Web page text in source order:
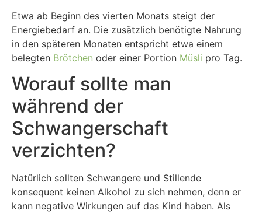
Etwa ab Beginn des vierten Monats steigt der
Energiebedarf an. Die zusätzlich benötigte Nahrung
in den späteren Monaten entspricht etwa einem
belegten Brötchen oder einer Portion Müsli pro Tag.
Worauf sollte man
während der
Schwangerschaft
verzichten?
Natürlich sollten Schwangere und Stillende
konsequent keinen Alkohol zu sich nehmen, denn er
kann negative Wirkungen auf das Kind haben. Als